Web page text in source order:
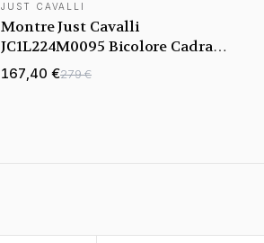
JUST CAVALLI
Montre Just Cavalli
JC1L224M0095 Bicolore Cadran
Bleu 34mm
167,40 €279 €